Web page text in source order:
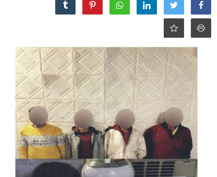
أخبار
الحوادث
تحقيقات
محافظات
تكنولوجيا
مقالات